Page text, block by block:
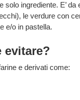
solo ingrediente. E’
le verdure con
e/o in pastella.
evitare?
e derivati come: